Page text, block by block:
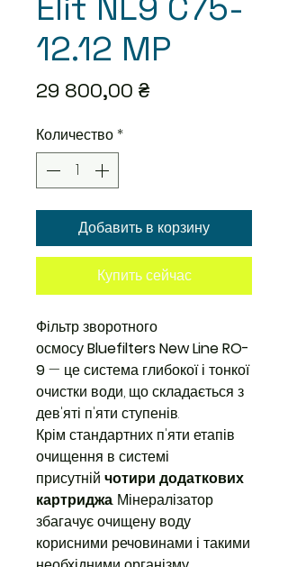
12.12 MP
29 800,00 ₴Цена
Количество *
Добавить в корзину
Купить сейчас
Фільтр зворотного
осмосуBluefilters New Line RO-
9— це система глибокої і тонкої
очистки води, що складається з
дев'яті п'яти ступенів.
Крім стандартних п'яти етапів
очищення в системі
присутній чотири додаткових
картриджа. Мінералізатор
збагачує очищену воду
корисними речовинами і такими